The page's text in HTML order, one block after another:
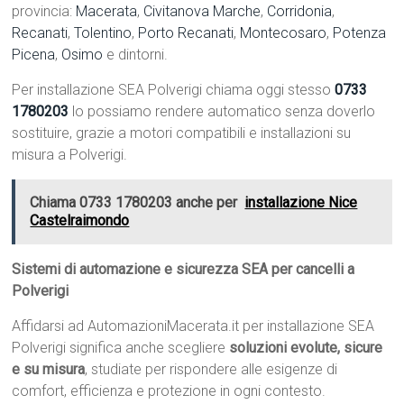
provincia: Macerata, Civitanova Marche, Corridonia,
Recanati,Tolentino, Porto Recanati, Montecosaro, Potenza
Picena, Osimo e dintorni.
Per installazione SEA Polverigi chiama oggi stesso0733
1780203 lo possiamo rendere automatico senza doverlo
sostituire, grazie a motori compatibili e installazioni su
misura a Polverigi.
Chiama 0733 1780203 anche per installazione Nice
Castelraimondo
Sistemi di automazione e sicurezza SEA per cancelli a
Polverigi
Affidarsi ad AutomazioniMacerata.it per installazione SEA
Polverigi significa anche scegliere soluzioni evolute, sicure
e su misura, studiate per rispondere alle esigenze di
comfort, efficienza e protezione in ogni contesto.